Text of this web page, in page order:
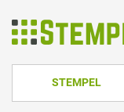
STEMPEL